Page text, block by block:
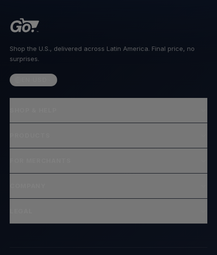
Shop the U.S., delivered across Latin America. Final price, no
surprises.